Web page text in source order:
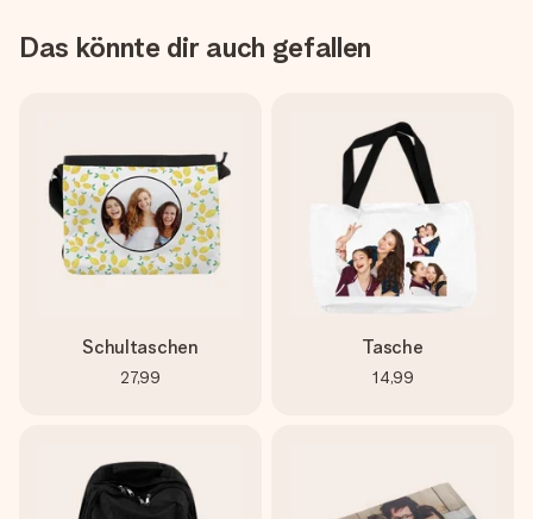
Das könnte dir auch gefallen
Schultaschen
27,99
Tasche
14,99